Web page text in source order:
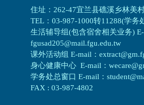
住址：262-47宜兰县礁溪乡林美
TEL：03-987-1000转11288(学务
生活辅导组(包含宿舍相关业务) E-
fgusad205@mail.fgu.edu.tw
课外活动组 E-mail：
身心健康中心 E-mail：
学务处总窗口 E-mail：
FAX : 03-987-4802